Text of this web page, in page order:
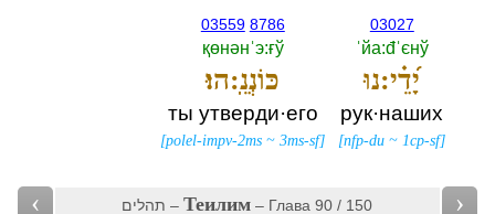
03027
ˈйа:đˈєнў
יָ֝דֵ֗י:נוּ
рук·наших
[nfp-du ~1cp-sf]
03559 8786
қөнәнˈэ:ғў
כּוֹנְנֵֽ:הוּ׃
ты утверди·его
[polel-impv-2ms ~3ms-sf]
‹ תהלים –Теилим – Глава 90 / 150 ›